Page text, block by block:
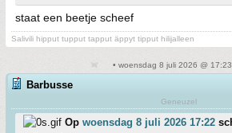
staat een beetje scheef
Salivili hipput tupput tapput äppyt tipput hilijalleen
• woensdag 8 juli 2026 @
Barbusse
Geneuzel
Op woensdag 8 juli 2026 17:22